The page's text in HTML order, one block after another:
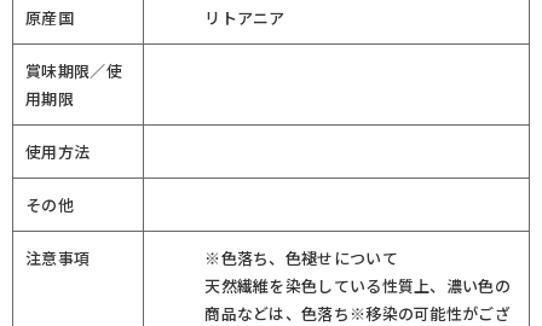
原産国 リトアニア
賞味期限／使
用期限
使用方法
その他
注意事項
※色落ち、色褪せについて
天然繊維を染色している性質上、濃い色の
商品などは、色落ち※移染の可能性がござ